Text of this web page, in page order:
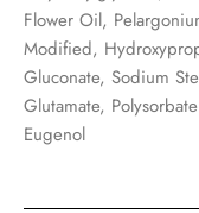
Flower Oil,
Modified,
Gluconate, Sodium
Glutamate,
Eugenol